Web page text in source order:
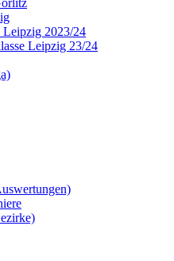
2023/24
Leipzig 23/24